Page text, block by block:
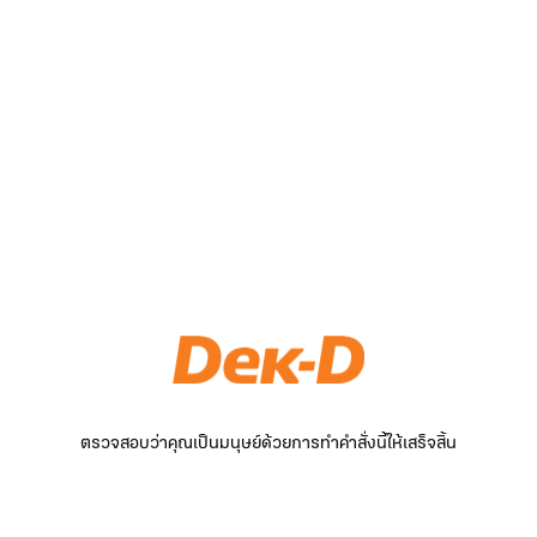
ตรวจสอบว่าคุณเป็นมนุษย์ด้วยการทำคำสั่งนี้ให้เสร็จสิ้น